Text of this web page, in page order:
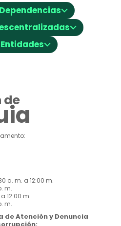
⌵
⌵
⌵
de
a. m. a 12:00 m.
m.
12:00 m.
m.
de Atención y Denuncia